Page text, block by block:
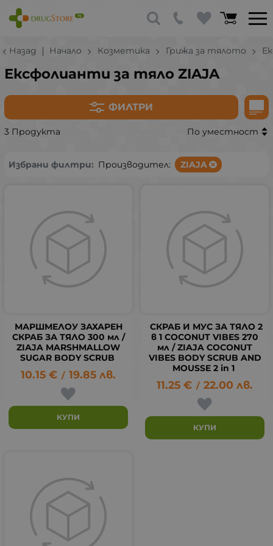
Назад Начало Козметика Грижа за тялото
Ексфолианти за тяло ZIAJA
ФИЛТРИ
3 Продукта По уместност
Избрани филтри: Производител: ZIAJA
МАРШМЕЛОУ ЗАХАРЕН
СКРАБ ЗА ТЯЛО 300 мл /
ZIAJA MARSHMALLOW
SUGAR BODY SCRUB
10.15 € / 19.85 лв.
КУПИ
СКРАБ И МУС ЗА ТЯЛО 2
в 1 COCONUT VIBES 270
мл / ZIAJA COCONUT
VIBES BODY SCRUB AND
MOUSSE 2 in 1
11.25 € / 22.00 лв.
КУПИ